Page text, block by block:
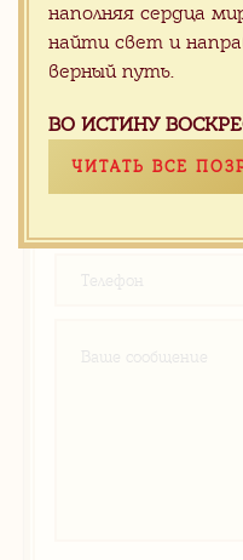
Отправьте
Вашими
Вам поможем
наполняя сердца
найти свет и
верный путь.
ВО ИСТИНУ
ЧИТАТЬ ВСЕ